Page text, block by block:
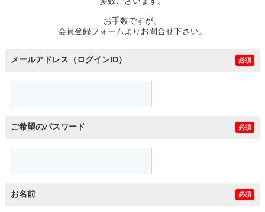
お手数ですが、
会員登録フォームよりお問合せ下さい。
メールアドレス（ログインID） 必須
ご希望のパスワード 必須
お名前 必須